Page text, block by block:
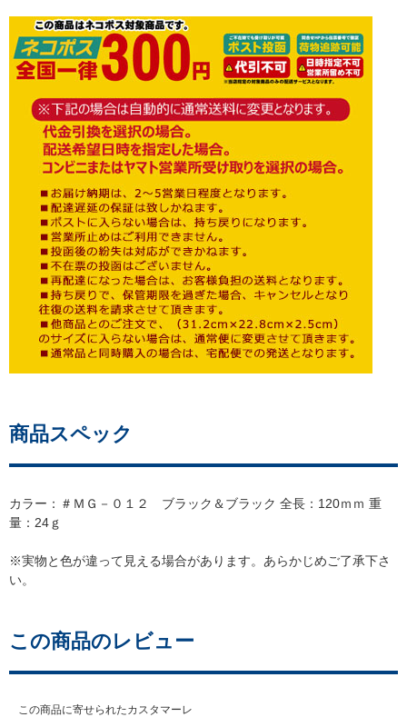
商品スペック
カラー：＃ＭＧ－０１２ ブラック＆ブラック 全長：120ｍｍ 重
量：24ｇ
※実物と色が違って見える場合があります。あらかじめご了承下さ
い。
この商品のレビュー
この商品に寄せられたカスタマーレ